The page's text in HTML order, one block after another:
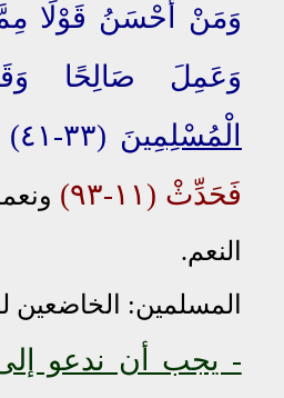
وَمَنْ أَحْسَنُ قَوْلًا
وَعَمِلَ صَالِحًا
الْمُسْلِمِينَ (٣٣-٤١)
فَحَدِّثْ (١١-٩٣)
النعم.
المسلمين: الخاضعين
- يجب أن ندعو إلى